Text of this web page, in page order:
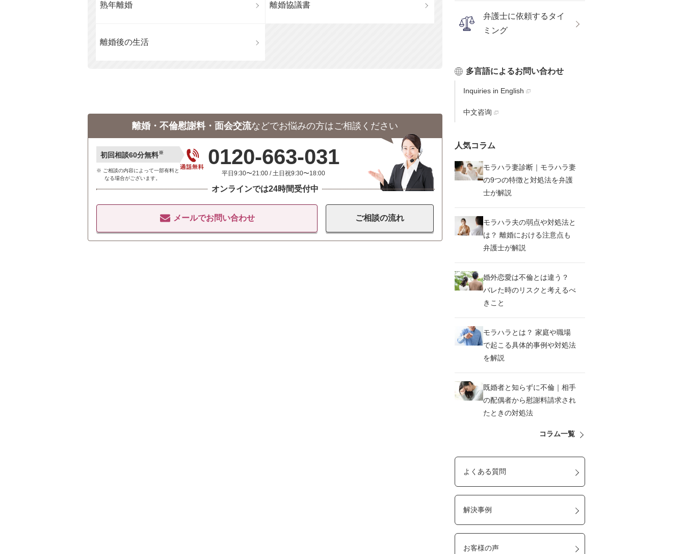
熟年離婚 離婚協議書
離婚後の生活
離婚・不倫慰謝料・面会交流などでお悩みの方はご相談ください
初回相談60分無料※
ご相談の内容によって一部有料と
なる場合がございます。
0120-663-031
平日9:30〜21:00 / 土日祝9:30〜18:00
オンラインでは24時間受付中
メールでお問い合わせ ご相談の流れ
弁護士に依頼するタイ
ミング
多言語によるお問い合わせ
Inquiries in English
中文咨询
人気コラム
モラハラ妻診断｜モラハラ妻
の9つの特徴と対処法を弁護
士が解説
モラハラ夫の弱点や対処法と
は？ 離婚における注意点も
弁護士が解説
婚外恋愛は不倫とは違う？
バレた時のリスクと考えるべ
きこと
モラハラとは？ 家庭や職場
で起こる具体的事例や対処法
を解説
既婚者と知らずに不倫｜相手
の配偶者から慰謝料請求され
たときの対処法
コラム一覧
よくある質問
解決事例
お客様の声